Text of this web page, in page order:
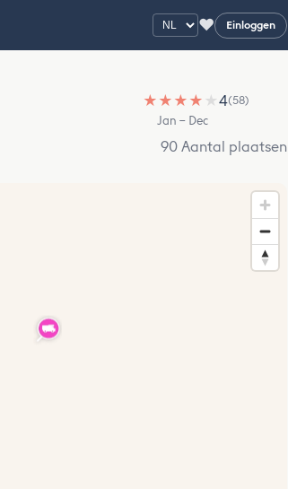
♥ Einloggen
★ ★ ★ ★ ★4(58)
Jan – Dec
90 Aantal plaatsen